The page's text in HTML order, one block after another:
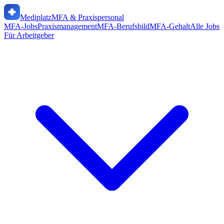
MediplatzMFA & Praxispersonal
MFA-JobsPraxismanagementMFA-BerufsbildMFA-GehaltAlle Jobs
Für Arbeitgeber